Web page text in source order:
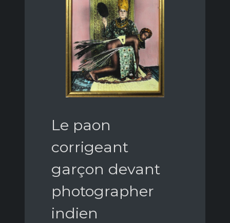
Le paon
corrigeant
garçon devant
photographer
indien